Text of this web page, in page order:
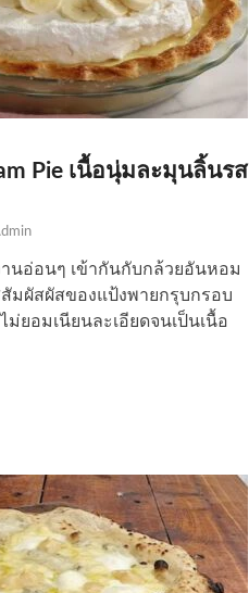
Pie เนื้อนุ่มละมุนลิ้นรส
นอ่อนๆ เข้ากันกับกล้วยอันหอม
มผัสผัสของแป้งพายกรุบกรอบ
ม่ยอมเนียนละเอียดจนเป็นเนื้อ